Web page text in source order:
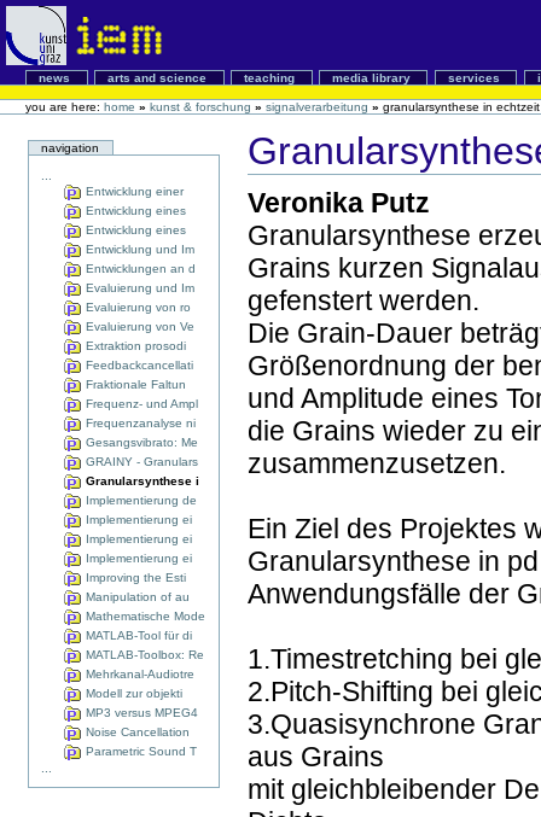
news arts and science teaching media library services
you are here: home » kunst & forschung » signalverarbeitung » granularsynthese in echtzeit
navigation
Entwicklung einer
Entwicklung eines
Entwicklung eines
Entwicklung und Im
Entwicklungen an d
Evaluierung und Im
Evaluierung von ro
Evaluierung von Ve
Extraktion prosodi
Feedbackcancellati
Fraktionale Faltun
Frequenz- und Ampl
Frequenzanalyse ni
Gesangsvibrato: Me
GRAINY - Granulars
Granularsynthese i
Implementierung de
Implementierung ei
Implementierung ei
Implementierung ei
Improving the Esti
Manipulation of au
Mathematische Mode
MATLAB-Tool für di
MATLAB-Toolbox: Re
Mehrkanal-Audiotre
Modell zur objekti
MP3 versus MPEG4
Noise Cancellation
Parametric Sound T
Veronika Putz
Granularsynthese
Grains kurzen
gefenstert werden.
Die Grain-Dauer
Größenordnung der
und Amplitude eines
die Grains wieder zu
zusammenzusetzen.
Ein Ziel des Projektes
Granularsynthese in
Anwendungsfälle der
1.Timestretching bei
2.Pitch-Shifting bei
3.Quasisynchrone
aus Grains
mit gleichbleibender